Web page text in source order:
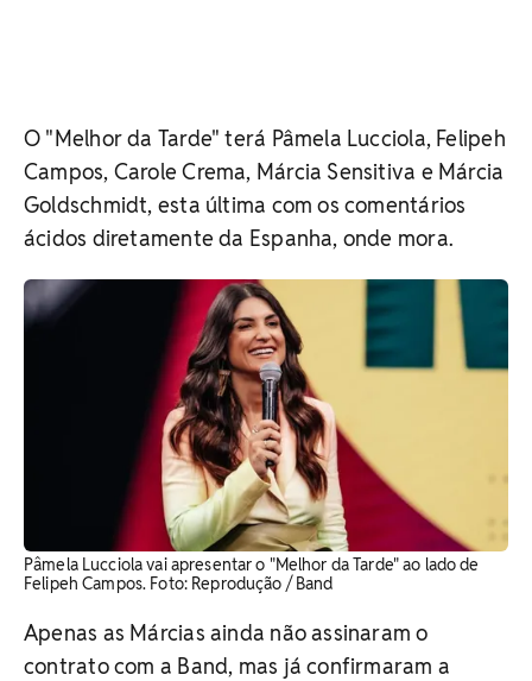
O "Melhor da Tarde" terá Pâmela Lucciola, Felipeh
Campos, Carole Crema, Márcia Sensitiva e Márcia
Goldschmidt, esta última com os comentários
ácidos diretamente da Espanha, onde mora.
Pâmela Lucciola vai apresentar o "Melhor da Tarde" ao lado de
Felipeh Campos. ​Foto: Reprodução / Band
Apenas as Márcias ainda não assinaram o
contrato com a Band, mas já confirmaram a